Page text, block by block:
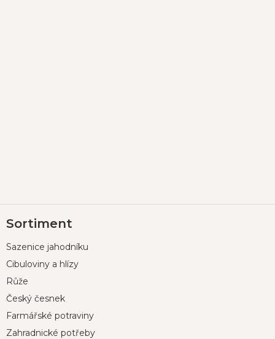
á
a
Sortiment
Sazenice jahodníku
Cibuloviny a hlízy
Růže
Český česnek
Farmářské potraviny
Zahradnické potřeby